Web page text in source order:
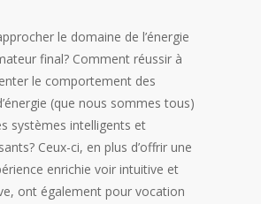
le domaine de l’énergie
final? Comment réussir à
le comportement des
(que nous sommes tous)
systèmes intelligents et
Ceux-ci, en plus d’offrir une
enrichie voir intuitive et
ont également pour vocation